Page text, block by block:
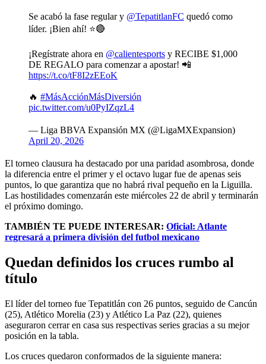
Se acabó la fase regular y @TepatitlanFC quedó como
líder. ¡Bien ahí! ⭐️🔴
¡Regístrate ahora en @calientesports y RECIBE $1,000
DE REGALO para comenzar a apostar! 📲
https://t.co/tF8I2zEEoK
🔥 #MásAcciónMásDiversión
pic.twitter.com/u0PyIZqzL4
— Liga BBVA Expansión MX (@LigaMXExpansion)
April 20, 2026
El torneo clausura ha destacado por una paridad asombrosa, donde
la diferencia entre el primer y el octavo lugar fue de apenas seis
puntos, lo que garantiza que no habrá rival pequeño en la Liguilla.
Las hostilidades comenzarán este miércoles 22 de abril y terminarán
el próximo domingo.
TAMBIÉN TE PUEDE INTERESAR: Oficial: Atlante
regresará a primera división del futbol mexicano
Quedan definidos los cruces rumbo al
título
El líder del torneo fue Tepatitlán con 26 puntos, seguido de Cancún
(25), Atlético Morelia (23) y Atlético La Paz (22), quienes
aseguraron cerrar en casa sus respectivas series gracias a su mejor
posición en la tabla.
Los cruces quedaron conformados de la siguiente manera: